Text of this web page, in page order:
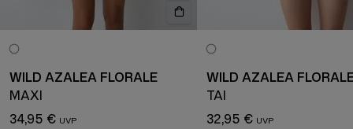
WILD AZALEA FLORALE
MAXI
34,95 €
WILD AZALEA
TAI
32,95 €